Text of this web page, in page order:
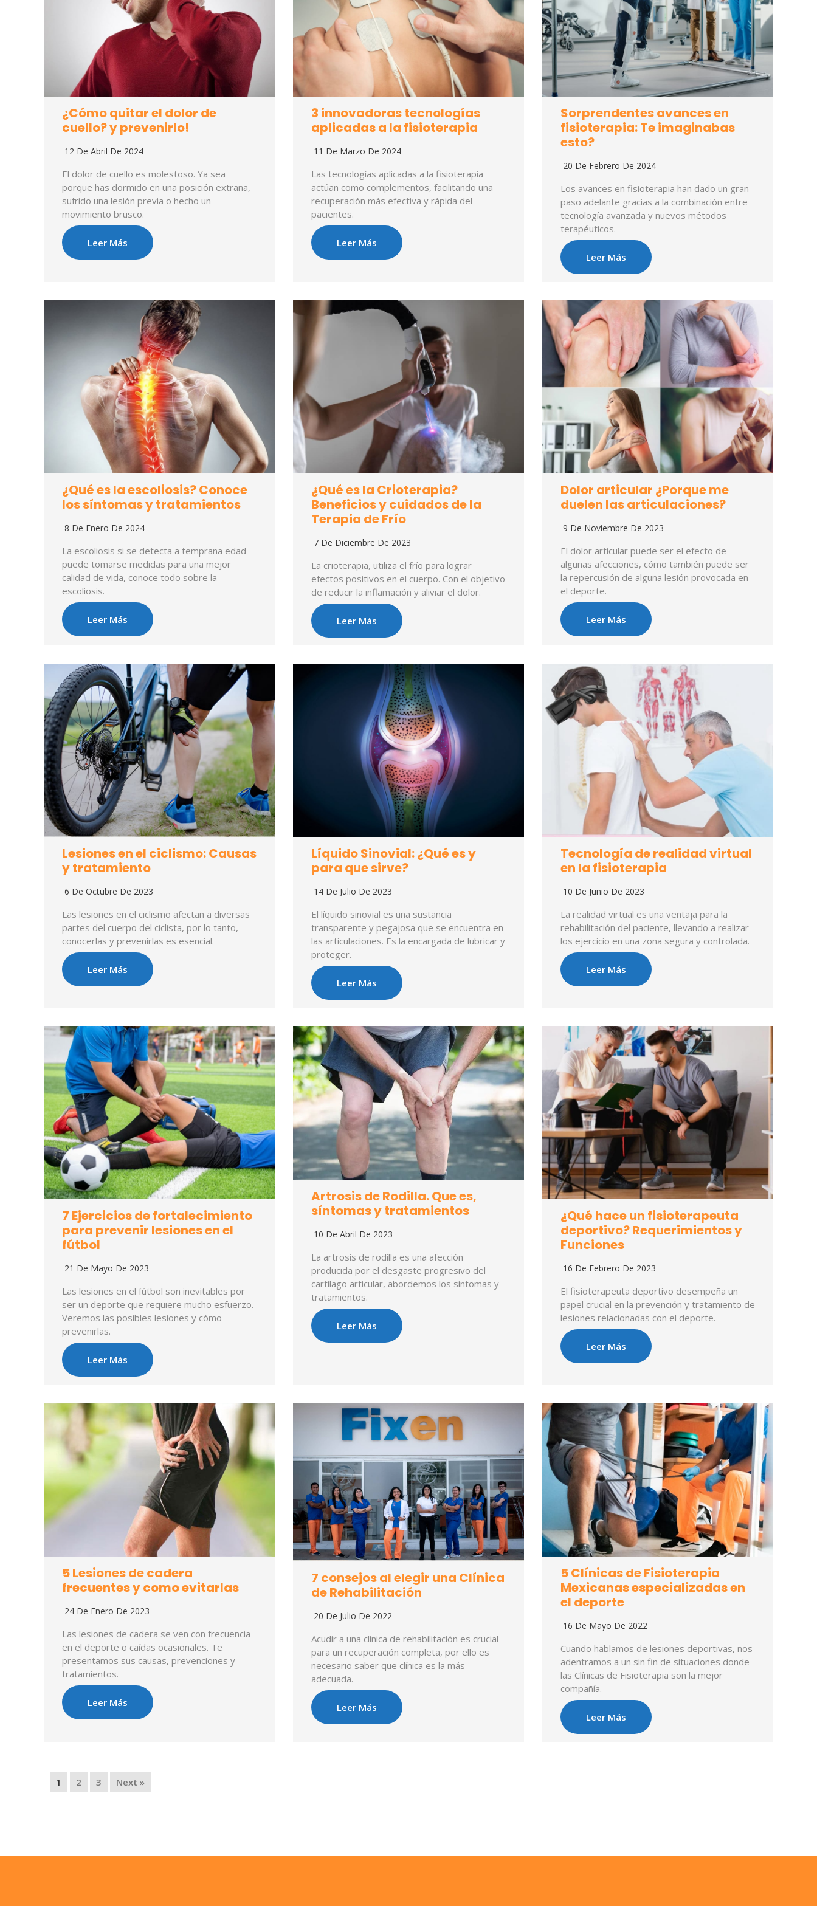
¿Cómo quitar el dolor de
cuello? y prevenirlo!
12 De Abril De 2024
El dolor de cuello es molestoso. Ya sea
porque has dormido en una posición extraña,
sufrido una lesión previa o hecho un
movimiento brusco.
Leer Más
3 innovadoras tecnologías
aplicadas a la fisioterapia
11 De Marzo De 2024
Las tecnologías aplicadas a la fisioterapia
actúan como complementos, facilitando una
recuperación más efectiva y rápida del
pacientes.
Leer Más
Sorprendentes avances en
fisioterapia: Te imaginabas
esto?
20 De Febrero De 2024
Los avances en fisioterapia han dado un gran
paso adelante gracias a la combinación entre
tecnología avanzada y nuevos métodos
terapéuticos.
Leer Más
¿Qué es la escoliosis? Conoce
los síntomas y tratamientos
8 De Enero De 2024
La escoliosis si se detecta a temprana edad
puede tomarse medidas para una mejor
calidad de vida, conoce todo sobre la
escoliosis.
Leer Más
¿Qué es la Crioterapia?
Beneficios y cuidados de la
Terapia de Frío
7 De Diciembre De 2023
La crioterapia, utiliza el frío para lograr
efectos positivos en el cuerpo. Con el objetivo
de reducir la inflamación y aliviar el dolor.
Leer Más
Dolor articular ¿Porque me
duelen las articulaciones?
9 De Noviembre De 2023
El dolor articular puede ser el efecto de
algunas afecciones, cómo también puede ser
la repercusión de alguna lesión provocada en
el deporte.
Leer Más
Lesiones en el ciclismo: Causas
y tratamiento
6 De Octubre De 2023
Las lesiones en el ciclismo afectan a diversas
partes del cuerpo del ciclista, por lo tanto,
conocerlas y prevenirlas es esencial.
Leer Más
Líquido Sinovial: ¿Qué es y
para que sirve?
14 De Julio De 2023
El líquido sinovial es una sustancia
transparente y pegajosa que se encuentra en
las articulaciones. Es la encargada de lubricar y
proteger.
Leer Más
Tecnología de realidad virtual
en la fisioterapia
10 De Junio De 2023
La realidad virtual es una ventaja para la
rehabilitación del paciente, llevando a realizar
los ejercicio en una zona segura y controlada.
Leer Más
7 Ejercicios de fortalecimiento
para prevenir lesiones en el
fútbol
21 De Mayo De 2023
Las lesiones en el fútbol son inevitables por
ser un deporte que requiere mucho esfuerzo.
Veremos las posibles lesiones y cómo
prevenirlas.
Leer Más
Artrosis de Rodilla. Que es,
síntomas y tratamientos
10 De Abril De 2023
La artrosis de rodilla es una afección
producida por el desgaste progresivo del
cartílago articular, abordemos los síntomas y
tratamientos.
Leer Más
¿Qué hace un fisioterapeuta
deportivo? Requerimientos y
Funciones
16 De Febrero De 2023
El fisioterapeuta deportivo desempeña un
papel crucial en la prevención y tratamiento de
lesiones relacionadas con el deporte.
Leer Más
5 Lesiones de cadera
frecuentes y como evitarlas
24 De Enero De 2023
Las lesiones de cadera se ven con frecuencia
en el deporte o caídas ocasionales. Te
presentamos sus causas, prevenciones y
tratamientos.
Leer Más
7 consejos al elegir una Clínica
de Rehabilitación
20 De Julio De 2022
Acudir a una clínica de rehabilitación es crucial
para un recuperación completa, por ello es
necesario saber que clínica es la más
adecuada.
Leer Más
5 Clínicas de Fisioterapia
Mexicanas especializadas en
el deporte
16 De Mayo De 2022
Cuando hablamos de lesiones deportivas, nos
adentramos a un sin fin de situaciones donde
las Clínicas de Fisioterapia son la mejor
compañía.
Leer Más
1 2 3 Next »